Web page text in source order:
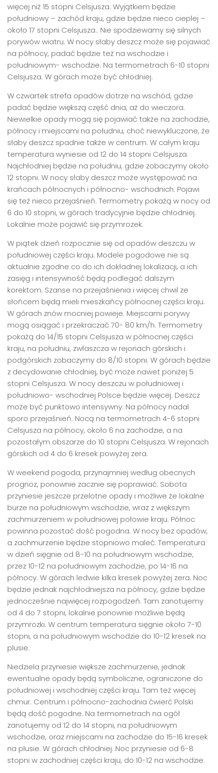
więcej niż 15 stopni Celsjusza. Wyjątkiem będzie
południowy – zachód kraju, gdzie będzie nieco cieplej –
około 17 stopni Celsjusza.. Nie spodziewamy się silnych
porywów wiatru. W nocy słaby deszcz może się pojawiać
na północy, padać będzie też na wschodzie i
południowym- wschodzie. Na termometrach 6-10 stopni
Celsjusza. W górach może być chłodniej.
W czwartek strefa opadów dotrze na wschód, gdzie
padać będzie większą część dnia, aż do wieczora.
Niewielkie opady mogą się pojawiać także na zachodzie,
północy i miejscami na południu, choć niewykluczone, że
słaby deszcz spadnie także w centrum. W całym kraju
temperatura wyniesie od 12 do 14 stopni Celsjusza.
Najchłodniej będzie na południu, gdzie zobaczymy około
12 stopni. W nocy słaby deszcz może występować na
krańcach północnych i północno- wschodnich. Pojawi
się też nieco przejaśnień. Termometry pokażą w nocy od
6 do 10 stopni, w górach tradycyjnie będzie chłodniej.
Lokalnie może pojawić się przymrozek.
W piątek dzień rozpocznie się od opadów deszczu w
południowej części kraju. Modele pogodowe nie są
aktualnie zgodne co do ich dokładnej lokalizacji, a ich
zasięg i intensywność będą podlegać dalszym
korektom. Szanse na przejaśnienia i więcej chwil ze
słońcem będą mieli mieszkańcy północnej części kraju.
W górach znów mocniej powieje. Miejscami porywy
mogą osiągać i przekraczać 70- 80 km/h. Termometry
pokażą do 14/15 stopni Celsjusza w północnej części
kraju, na południu, zwłaszcza w rejonach górskich i
podgórskich zobaczymy do 8/10 stopni. W górach będzie
z decydowanie chłodniej, być może nawet poniżej 5
stopni Celsjusza. W nocy deszczu w południowej i
południowo- wschodniej Polsce będzie więcej. Deszcz
może być punktowo intensywny. Na północy nadal
sporo przejaśnień. Nocą na termometrach 4-6 stopni
Celsjusza na północy, około 6 na zachodzie, a na
pozostałym obszarze do 10 stopni Celsjusza. W rejonach
górskich od 4 do 6 kresek powyżej zera.
W weekend pogoda, przynajmniej według obecnych
prognoz, ponownie zacznie się poprawiać. Sobota
przyniesie jeszcze przelotne opady i możliwe że lokalne
burze na południowym wschodzie, wraz z większym
zachmurzeniem w południowej połowie kraju. Północ
powinna pozostać dość pogodna. W nocy bez opadów,
a zachmurzenie będzie stopniowo maleć. Temperatura
w dzień sięgnie od 8-10 na południowym wschodzie,
przez 10-12 na południowym zachodzie, po 14-16 na
północy. W górach ledwie kilka kresek powyżej zera. Noc
będzie jednak najchłodniejsza na północy, gdzie będzie
jednocześnie najwięcej rozpogodzeń. Tam zanotujemy
od 4 do 7 stopni, lokalnie ponownie możliwe będą
przymrozki. W centrum temperatura sięgnie około 7-10
stopni, a na południowym wschodzie do 10-12 kresek na
plusie.
Niedziela przyniesie większe zachmurzenie, jednak
ewentualne opady będą symboliczne, ograniczone do
południowej i wschodniej części kraju. Tam też więcej
chmur. Centrum i północno-zachodnia ćwierć Polski
będą dość pogodne. Na termometrach na ogół
zanotujemy od 12 do 14 stopni, na południowym
wschodzie, oraz miejscami na zachodzie do 15-16 kresek
na plusie. W górach chłodniej. Noc przyniesie od 6-8
stopni w zachodniej części kraju, do 10-12 na wschodzie.